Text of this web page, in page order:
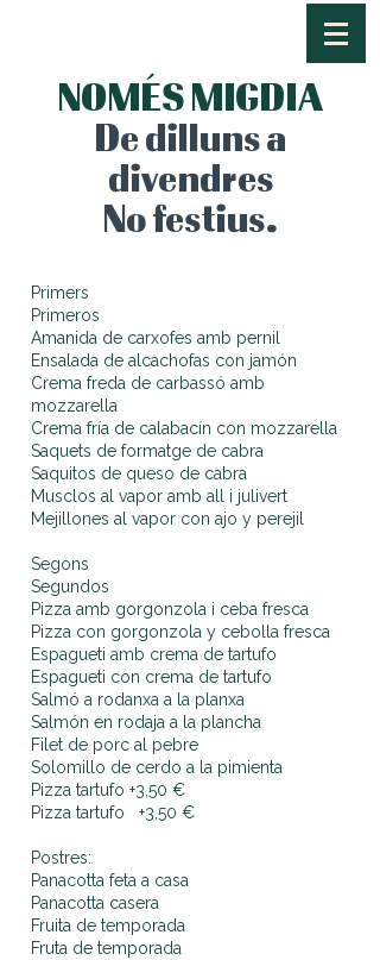
NOMÉS MIGDIA
De dilluns a
divendres
No festius.
Primers
Primeros
Amanida de carxofes amb pernil
Ensalada de alcachofas con jamón
Crema freda de carbassó amb
mozzarella
Crema fría de calabacín con mozzarella
Saquets de formatge de cabra
Saquitos de queso de cabra
Musclos al vapor amb all i julivert
Mejillones al vapor con ajo y perejil
Segons
Segundos
Pizza amb gorgonzola i ceba fresca
Pizza con gorgonzola y cebolla fresca
Espagueti amb crema de tartufo
Espagueti con crema de tartufo
Salmó a rodanxa a la planxa
Salmón en rodaja a la plancha
Filet de porc al pebre
Solomillo de cerdo a la pimienta
Pizza tartufo +3,50 €
Pizza tartufo +3,50 €
Postres:
Panacotta feta a casa
Panacotta casera
Fruita de temporada
Fruta de temporada